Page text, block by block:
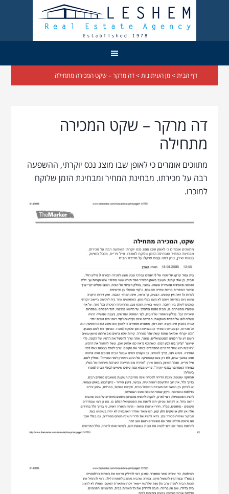
דף הבית>מן העיתונות> דה מרקר – שקט המכירה מתחילה
דה מרקר – שקט המכירה
מתחילה
מתווכים אומרים כי לאופן שבו מוצג נכס יוקרתי, ההשפעה
רבה על מכירתו. מבחינת המחיר ומבחינת הזמן שלוקח
למוכרו.